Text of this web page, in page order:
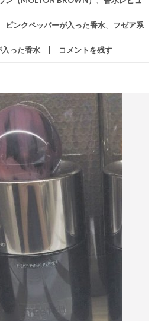
ピンクペッパーが入った香水、 フゼア系
った香水 コメントを残す